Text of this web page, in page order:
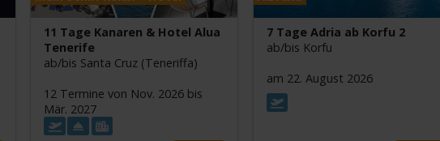
11 Tage Kanaren & Hotel Alua
Tenerife
ab/bis Santa Cruz (Teneriffa)
12 Termine von Nov. 2026 bis
Mär. 2027
7 Tage Adria ab Korfu 2
ab/bis Korfu
am 22. August 2026